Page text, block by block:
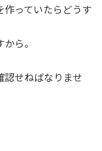
作っていたらどうす
ら。
認せねばなりませ